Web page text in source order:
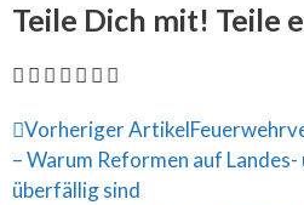
Teile Dich mit! Teile
Vorheriger Artikel
– Warum Reformen auf Landes-
überfällig sind